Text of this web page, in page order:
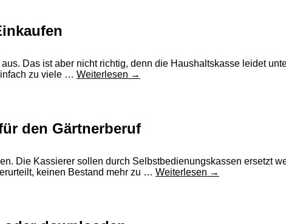
Das ist aber nicht richtig, denn die Haushaltskasse leidet
zu viele … Weiterlesen →
den Gärtnerberuf
Die Kassierer sollen durch Selbstbedienungskassen ersetzt
keinen Bestand mehr zu … Weiterlesen →